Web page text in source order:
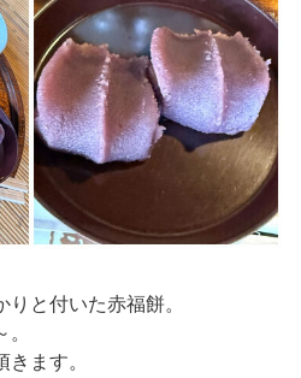
と付いた赤福餅。
ます。